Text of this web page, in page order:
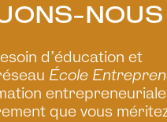
NOUS
d’éducation et
École
que vous